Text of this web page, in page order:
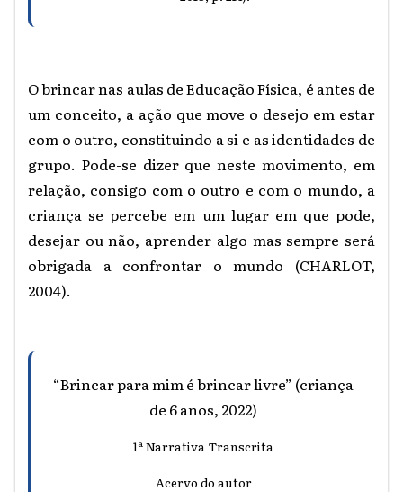
O brincar nas aulas de Educação Física, é antes de
um conceito, a ação que move o desejo em estar
com o outro, constituindo a si e as identidades de
grupo. Pode-se dizer que neste movimento, em
relação, consigo com o outro e com o mundo, a
criança se percebe em um lugar em que pode,
desejar ou não, aprender algo mas sempre será
obrigada a confrontar o mundo (CHARLOT,
2004).
“Brincar para mim é brincar livre” (criança
de 6 anos, 2022)
1ª Narrativa Transcrita
Acervo do autor